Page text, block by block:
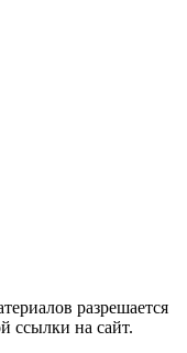
разрешается
ссылки на сайт.